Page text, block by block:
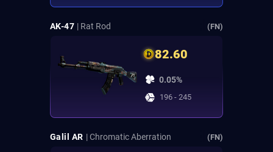
AK-47 | Rat Rod (FN)
82.60
0.05%
196 - 245
Galil AR | Chromatic Aberration (FN)